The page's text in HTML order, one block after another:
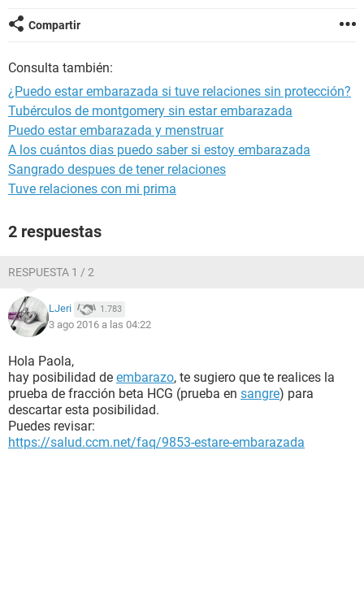
Compartir
Consulta también:
¿Puedo estar embarazada si tuve relaciones sin protección?
Tubérculos de montgomery sin estar embarazada
Puedo estar embarazada y menstruar
A los cuántos dias puedo saber si estoy embarazada
Sangrado despues de tener relaciones
Tuve relaciones con mi prima
2 respuestas
RESPUESTA 1 / 2
LJeri 1.783
3 ago 2016 a las 04:22
Hola Paola,
hay posibilidad de embarazo, te sugiero que te realices la
prueba de fracción beta HCG (prueba en sangre) para
descartar esta posibilidad.
Puedes revisar:
https://salud.ccm.net/faq/9853-estare-embarazada